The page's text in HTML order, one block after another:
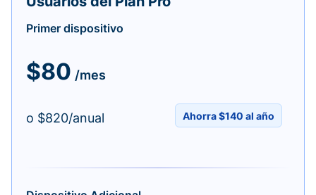
Primer dispositivo
$80 /mes
o $820/anual Ahorra $140 al año